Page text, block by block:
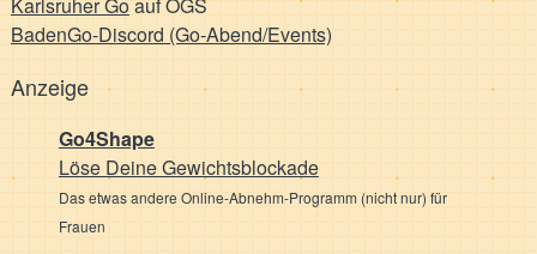
Karlsruher Goauf OGS
BadenGo-Discord (Go-Abend/Events)
Anzeige
Go4Shape
Löse Deine Gewichts­blockade
Das etwas andere Online-Abnehm-Programm (nicht nur) für
Frauen